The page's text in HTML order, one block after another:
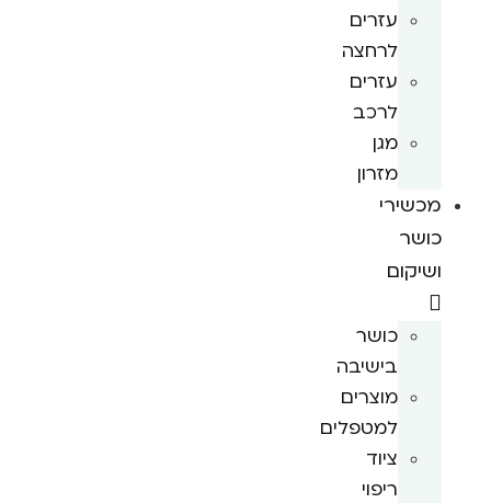
עזרים
לרחצה
עזרים
לרכב
מגן
מזרון
מכשירי
כושר
ושיקום
כושר
בישיבה
מוצרים
למטפלים
ציוד
ריפוי